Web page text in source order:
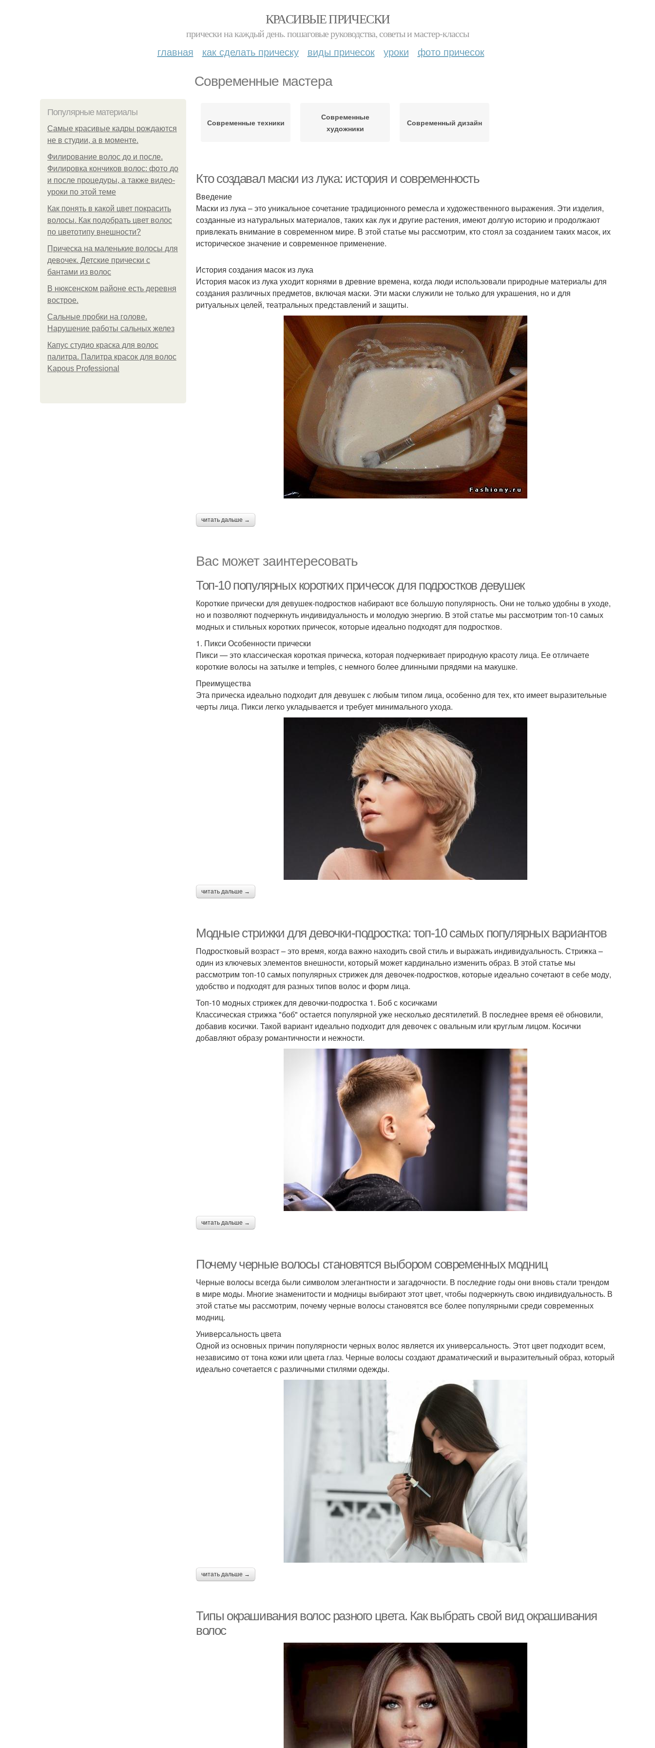
КРАСИВЫЕ ПРИЧЕСКИ
прически на каждый день. пошаговые руководства, советы и мастер-классы
главная как сделать прическу виды причесок уроки фото причесок
Современные мастера
Популярные материалы
Самые красивые кадры рождаются
не в студии, а в моменте.
Филирование волос до и после.
Филировка кончиков волос: фото до
и после процедуры, а также видео-
уроки по этой теме
Как понять в какой цвет покрасить
волосы. Как подобрать цвет волос
по цветотипу внешности?
Прическа на маленькие волосы для
девочек. Детские прически с
бантами из волос
В нюксенском районе есть деревня
вострое.
Сальные пробки на голове.
Нарушение работы сальных желез
Капус студио краска для волос
палитра. Палитра красок для волос
Kapous Professional
Современные техники
Современные
художники
Современный дизайн
Кто создавал маски из лука: история и современность
Введение
Маски из лука – это уникальное сочетание традиционного ремесла и художественного выражения. Эти изделия,
созданные из натуральных материалов, таких как лук и другие растения, имеют долгую историю и продолжают
привлекать внимание в современном мире. В этой статье мы рассмотрим, кто стоял за созданием таких масок, их
историческое значение и современное применение.
История создания масок из лука
История масок из лука уходит корнями в древние времена, когда люди использовали природные материалы для
создания различных предметов, включая маски. Эти маски служили не только для украшения, но и для
ритуальных целей, театральных представлений и защиты.
читать дальше →
Вас может заинтересовать
Топ-10 популярных коротких причесок для подростков девушек
Короткие прически для девушек-подростков набирают все большую популярность. Они не только удобны в уходе,
но и позволяют подчеркнуть индивидуальность и молодую энергию. В этой статье мы рассмотрим топ-10 самых
модных и стильных коротких причесок, которые идеально подходят для подростков.
1. Пикси Особенности прически
Пикси — это классическая короткая прическа, которая подчеркивает природную красоту лица. Ее отличаете
короткие волосы на затылке и temples, с немного более длинными прядями на макушке.
Преимущества
Эта прическа идеально подходит для девушек с любым типом лица, особенно для тех, кто имеет выразительные
черты лица. Пикси легко укладывается и требует минимального ухода.
читать дальше →
Модные стрижки для девочки-подростка: топ-10 самых популярных вариантов
Подростковый возраст – это время, когда важно находить свой стиль и выражать индивидуальность. Стрижка –
один из ключевых элементов внешности, который может кардинально изменить образ. В этой статье мы
рассмотрим топ-10 самых популярных стрижек для девочек-подростков, которые идеально сочетают в себе моду,
удобство и подходят для разных типов волос и форм лица.
Топ-10 модных стрижек для девочки-подростка 1. Боб с косичками
Классическая стрижка "боб" остается популярной уже несколько десятилетий. В последнее время её обновили,
добавив косички. Такой вариант идеально подходит для девочек с овальным или круглым лицом. Косички
добавляют образу романтичности и нежности.
читать дальше →
Почему черные волосы становятся выбором современных модниц
Черные волосы всегда были символом элегантности и загадочности. В последние годы они вновь стали трендом
в мире моды. Многие знаменитости и модницы выбирают этот цвет, чтобы подчеркнуть свою индивидуальность. В
этой статье мы рассмотрим, почему черные волосы становятся все более популярными среди современных
модниц.
Универсальность цвета
Одной из основных причин популярности черных волос является их универсальность. Этот цвет подходит всем,
независимо от тона кожи или цвета глаз. Черные волосы создают драматический и выразительный образ, который
идеально сочетается с различными стилями одежды.
читать дальше →
Типы окрашивания волос разного цвета. Как выбрать свой вид окрашивания
волос